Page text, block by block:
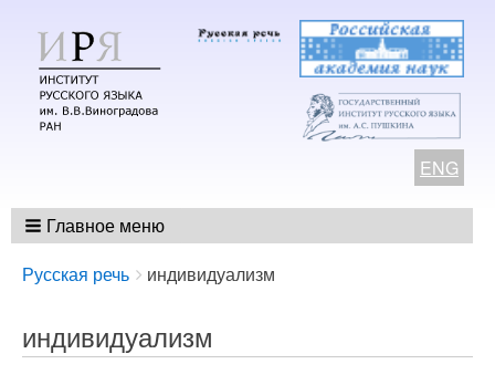
ENG
Главное меню
Breadcrumbs
You
here:
Русская речь индивидуализм
индивидуализм